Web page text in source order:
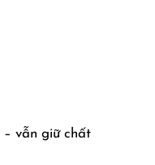
vẫn giữ chất